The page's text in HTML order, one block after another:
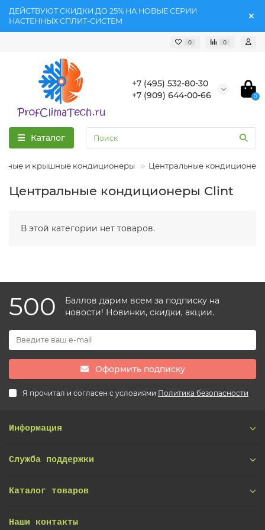
ДЕЙСТВУЮТ СКИДКИ ДО 25% НА НОВЫЕ СЕРИИ
НАСТЕННЫХ СПЛИТ-СИСТЕМ
0 0
+7 (495) 532-80-30
+7 (909) 644-00-66
0
Каталог
и крышные кондиционеры Центральные
Центральные кондиционеры Clint
В этой категории нет товаров.
500
Баллов дарим всем за подписку на
новости! Новинки, скидки, акции.
Оформить подписку
Я прочитал и согласен с условиями Политика безопасности
Информация
Служба поддержки
Каталог товаров
Наши контакты